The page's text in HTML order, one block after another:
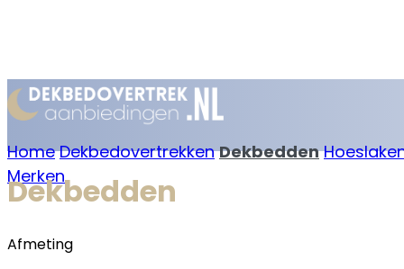
Home Dekbedovertrekken Dekbedden
Merken
Dekbedden
Afmeting